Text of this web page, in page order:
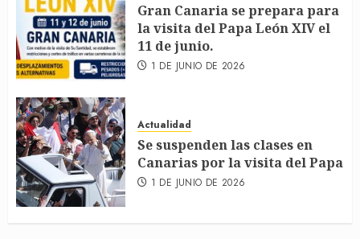
Gran Canaria se prepara para
la visita del Papa León XIV el
11 de junio.
1 DE JUNIO DE 2026
Actualidad
Se suspenden las clases en
Canarias por la visita del Papa
1 DE JUNIO DE 2026